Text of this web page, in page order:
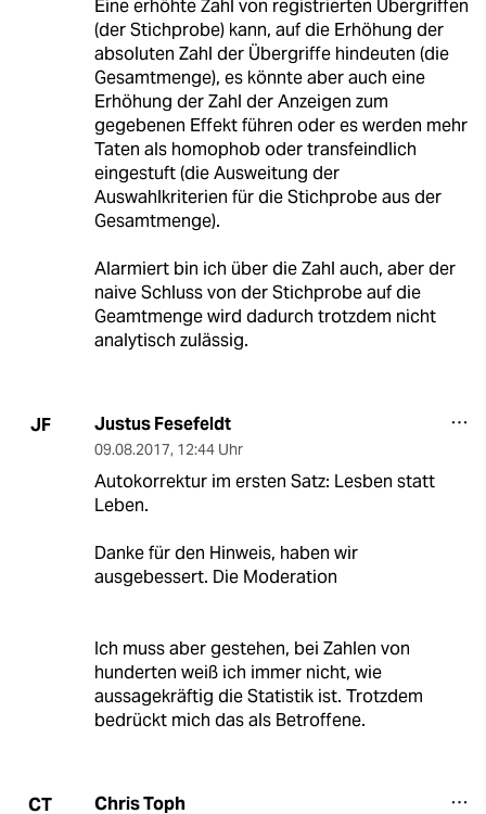
Eine erhöhte Zahl von registrierten Übergriffen
(der Stichprobe) kann, auf die Erhöhung der
absoluten Zahl der Übergriffe hindeuten (die
Gesamtmenge), es könnte aber auch eine
Erhöhung der Zahl der Anzeigen zum
gegebenen Effekt führen oder es werden mehr
Taten als homophob oder transfeindlich
eingestuft (die Ausweitung der
Auswahlkriterien für die Stichprobe aus der
Gesamtmenge).
Alarmiert bin ich über die Zahl auch, aber der
naive Schluss von der Stichprobe auf die
Geamtmenge wird dadurch trotzdem nicht
analytisch zulässig.
JF Justus Fesefeldt
09.08.2017, 12:44 Uhr
Autokorrektur im ersten Satz: Lesben statt
Leben.
Danke für den Hinweis, haben wir
ausgebessert. Die Moderation
Ich muss aber gestehen, bei Zahlen von
hunderten weiß ich immer nicht, wie
aussagekräftig die Statistik ist. Trotzdem
bedrückt mich das als Betroffene.
CT Chris Toph